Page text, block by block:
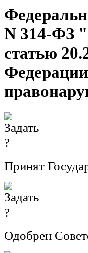
N 314-ФЗ
статью
Принят
Одобрен